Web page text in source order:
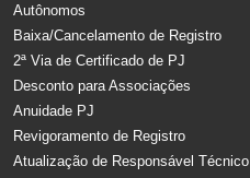
Autônomos
Baixa/Cancelamento de Registro
2ª Via de Certificado de PJ
Desconto para Associações
Anuidade PJ
Revigoramento de Registro
Atualização de Responsável Técnico